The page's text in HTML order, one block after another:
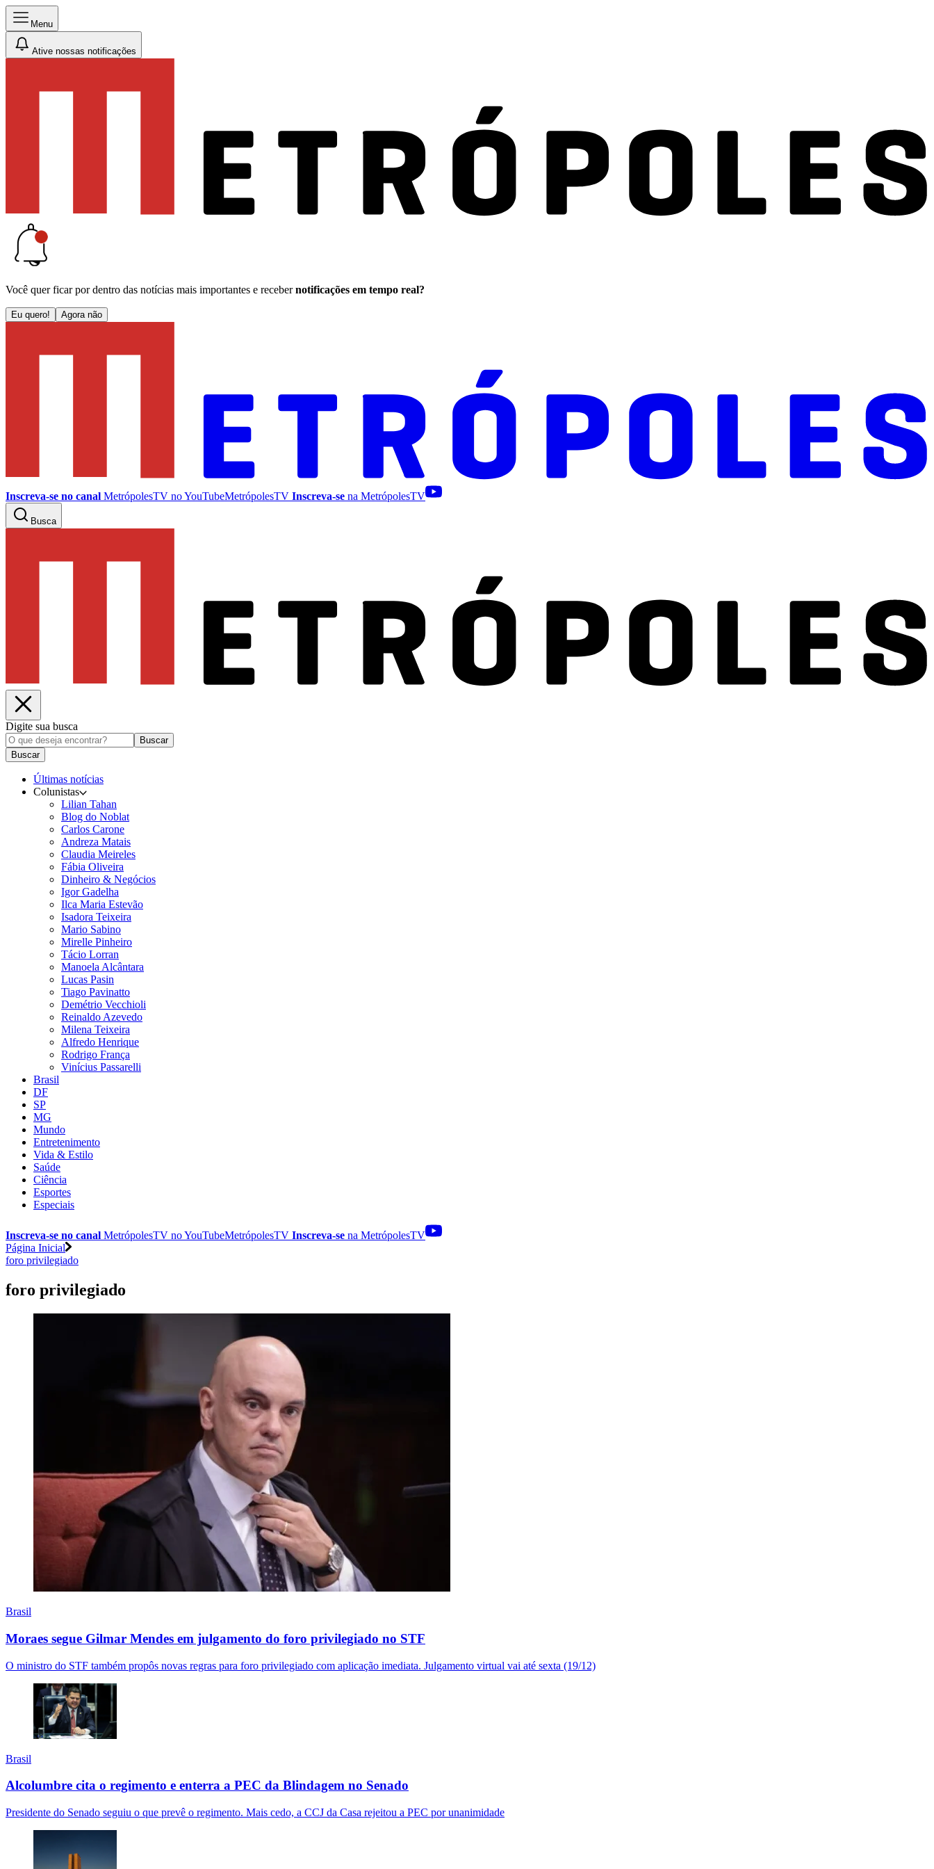
Menu
Ative nossas notificações
Você quer ficar por dentro das notícias mais importantes e receber notificações em tempo real?
Eu quero! Agora não
Inscreva-se no canal MetrópolesTV noYouTubeMetrópolesTV Inscreva-se na MetrópolesTV
Busca
Digite sua busca
Buscar
Buscar
Últimas notícias
Colunistas
Lilian Tahan
Blog do Noblat
Carlos Carone
Andreza Matais
Claudia Meireles
Fábia Oliveira
Dinheiro & Negócios
Igor Gadelha
Ilca Maria Estevão
Isadora Teixeira
Mario Sabino
Mirelle Pinheiro
Tácio Lorran
Manoela Alcântara
Lucas Pasin
Tiago Pavinatto
Demétrio Vecchioli
Reinaldo Azevedo
Milena Teixeira
Alfredo Henrique
Rodrigo França
Vinícius Passarelli
Brasil
DF
SP
MG
Mundo
Entretenimento
Vida & Estilo
Saúde
Ciência
Esportes
Especiais
Inscreva-se no canal MetrópolesTV noYouTubeMetrópolesTV Inscreva-se na MetrópolesTV
Página Inicial
foro privilegiado
foro privilegiado
Brasil
Moraes segue Gilmar Mendes em julgamento do foro privilegiado no STF
O ministro do STF também propôs novas regras para foro privilegiado com aplicação imediata. Julgamento virtual vai até sexta (19/12)
Brasil
Alcolumbre cita o regimento e enterra a PEC da Blindagem no Senado
Presidente do Senado seguiu o que prevê o regimento. Mais cedo, a CCJ da Casa rejeitou a PEC por unanimidade